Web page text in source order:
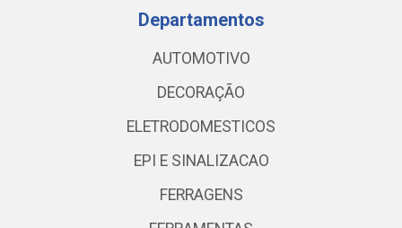
Departamentos
AUTOMOTIVO
DECORAÇÃO
ELETRODOMESTICOS
EPI E SINALIZACAO
FERRAGENS